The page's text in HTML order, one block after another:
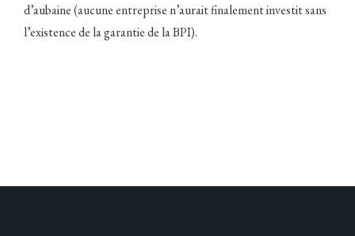
d’aubaine (aucune entreprise n’aurait finalement investit sans
l’existence de la garantie de la BPI).